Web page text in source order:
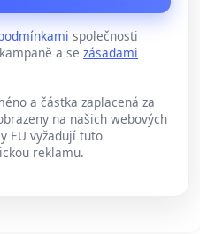
společnosti
a se zásadami
a částka zaplacená za
na našich webových
EU vyžadují tuto
reklamu.